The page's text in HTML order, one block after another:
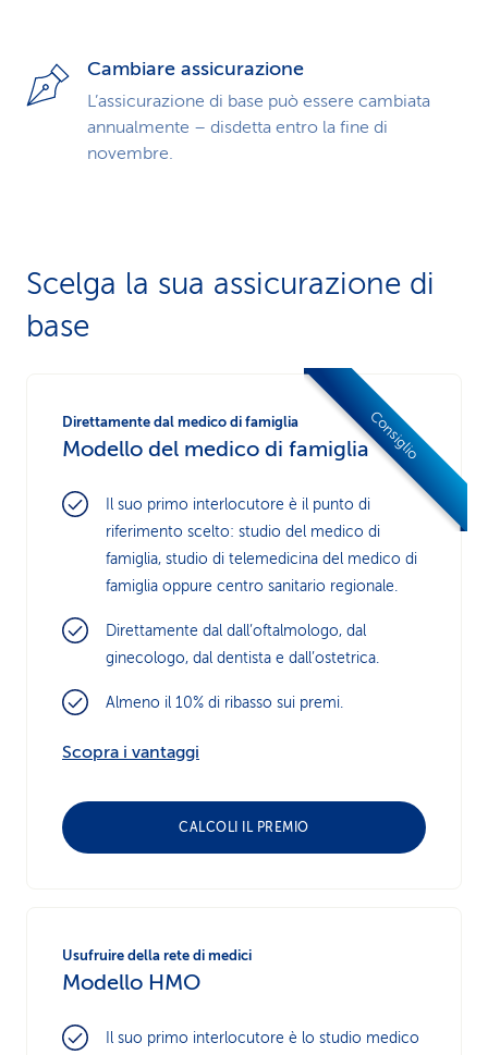
Cambiare assicurazione
L’assicurazione di base può essere cambiata
annualmente – disdetta entro la fine di
novembre.
Scelga la sua assicurazione di
base
Consiglio
Direttamente dal medico di famiglia
Modello del medico di famiglia
Il suo primo interlocutore è il punto di
riferimento scelto: studio del medico di
famiglia, studio di telemedicina del medico di
famiglia oppure centro sanitario regionale.
Direttamente dal dall’oftalmologo, dal
ginecologo, dal dentista e dall’ostetrica.
Almeno il 10% di ribasso sui premi.
Scopra i vantaggi
CALCOLI IL PREMIO
Usufruire della rete di medici
Modello HMO
Il suo primo interlocutore è lo studio medico